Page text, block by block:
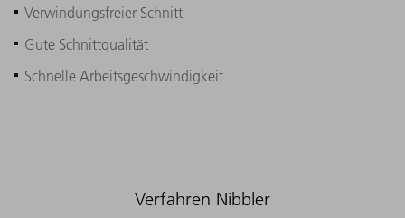
Verwindungsfreier Schnitt
Gute Schnittqualität
Schnelle Arbeitsgeschwindigkeit
Verfahren Nibbler